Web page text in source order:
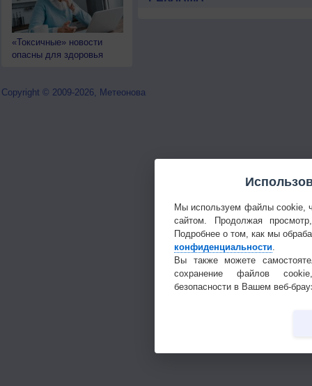
«Токсичные» новости
опасны для здоровья
Copyright © 2009-2026, Метеонова
Мы используем файлы cookie,
сайтом. Продолжая
Подробнее о том, как мы
конфиденциальности.
Вы также можете
сохранение файлов
безопасности в Вашем веб-